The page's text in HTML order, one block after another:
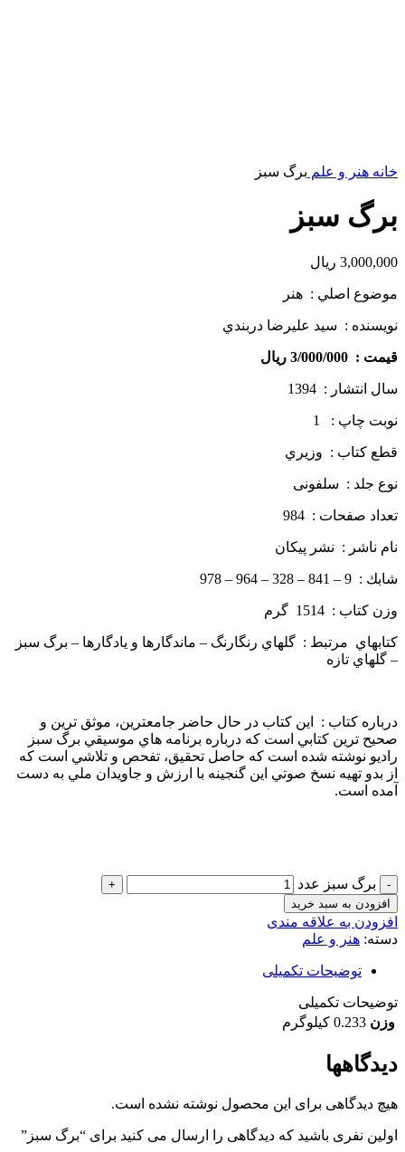
خانه هنر و علم برگ سبز
برگ سبز
3,000,000 ریال
موضوع اصلي : هنر
نويسنده : سيد عليرضا دربندي
قيمت : 3/000/000 ريال
سال انتشار : 1394
نوبت چاپ : 1
قطع كتاب : وزيري
نوع جلد : سلفونی
تعداد صفحات : 984
نام ناشر : نشر پيكان
شابك : 9 – 841 – 328 – 964 – 978
وزن كتاب : 1514 گرم
كتاب­هاي مرتبط : گلهاي رنگارنگ – ماندگارها و يادگارها – برگ سبز
– گلهاي تازه
درباره كتاب : اين كتاب در حال حاضر جامع­ترين، موثق­ ترين و
صحيح­ ترين كتابي است كه درباره برنامه ­هاي موسيقي برگ سبز
راديو نوشته شده است كه حاصل تحقيق، تفحص و تلاشي است كه
از بدو تهيه نسخ صوتي اين گنجينه با ارزش و جاويدان ملي به دست
آمده است.
برگ سبز عدد
افزودن به سبد خرید
افزودن به علاقه مندی
دسته: هنر و علم
توضیحات تکمیلی
توضیحات تکمیلی
وزن 0.233 کیلوگرم
دیدگاهها
هیچ دیدگاهی برای این محصول نوشته نشده است.
اولین نفری باشید که دیدگاهی را ارسال می کنید برای “برگ سبز”